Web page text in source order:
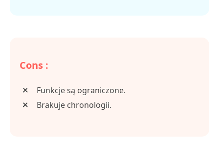
Cons :
Funkcje są ograniczone.
Brakuje chronologii.